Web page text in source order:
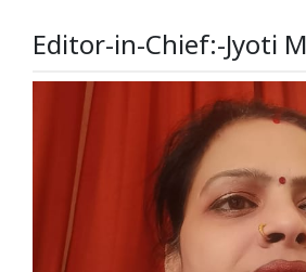
Editor-in-Chief:-Jyoti